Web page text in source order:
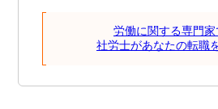
労働に関する専門家
社労士があなたの転職